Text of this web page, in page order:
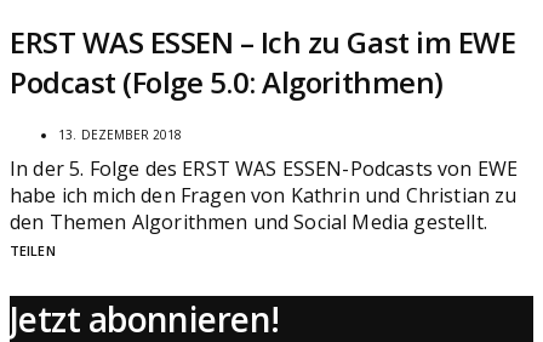
ERST WAS ESSEN – Ich zu Gast im EWE
Podcast (Folge 5.0: Algorithmen)
13. DEZEMBER 2018
In der 5. Folge des ERST WAS ESSEN-Podcasts von EWE
habe ich mich den Fragen von Kathrin und Christian zu
den Themen Algorithmen und Social Media gestellt.
TEILEN
Jetzt abonnieren!